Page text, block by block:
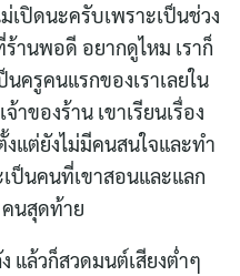
เปิดนะครับเพราะเป็นช่วง
านพอดี อยากดูไหม เราก็
ครูคนแรกของเราเลยใน
ของร้าน เขาเรียนเรื่อง
แต่ยังไม่มีคนสนใจและทำ
เป็นคนที่เขาสอนและแลก
คนสุดท้าย
แล้วก็สวดมนต์เสียงต่ำๆ